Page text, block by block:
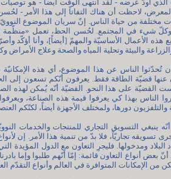
الذي أودّ عرضه - لقد انتهى الوقت أيضاً - هو توصيات
لاحظت أن هناك التفاتاً إلى هذا الأمر -
مختلفة من حياة الناس. إنّ سريان الموضوع النوويّ
شيء في المجتمع. لحُسن الحظ، تعمل «منظّمة
هذه الأعمال الأساسيّة والمهمّ [أيضاً]، وأنا أؤكّد
والبيئة وتحلية المياه والصحة وعلاج
أن تُحدّثوا الناس عن هذا الموضوع، أي هذه
عنها قضيّة الطاقة فقط. يعرفون أنّكم تسعون إلى
القضيّة على هذا النحو. القضيّة أنّه يُمكن لهذه
الناس بهذا كي يعرفوا قيمة هذه الصناعة،
دورها، ولمختلف الأجهزة أيضاً، لكنّكم
ينبغي التسويق التجاري للمنتجات والخدمات
تسويقه تجاريّاً، فلا بدّ من تنمية هذا الأمر. إن
البلاد ومدخولها. فليجرِ التعاون مع الدول
أنّ بعض أنواع التعاون قائمة: إمّا أنّهم طلبوا وإما
من الإمكانات المتوافرة في العالم وأنواع التقدّم